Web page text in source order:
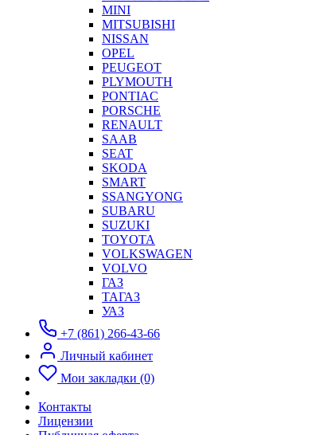
MINI
MITSUBISHI
NISSAN
OPEL
PEUGEOT
PLYMOUTH
PONTIAC
PORSCHE
RENAULT
SAAB
SEAT
SKODA
SMART
SSANGYONG
SUBARU
SUZUKI
TOYOTA
VOLKSWAGEN
VOLVO
ГАЗ
ТАГАЗ
УАЗ
+7 (861) 266-43-66
Личный кабинет
Мои закладки (0)
Контакты
Лицензии